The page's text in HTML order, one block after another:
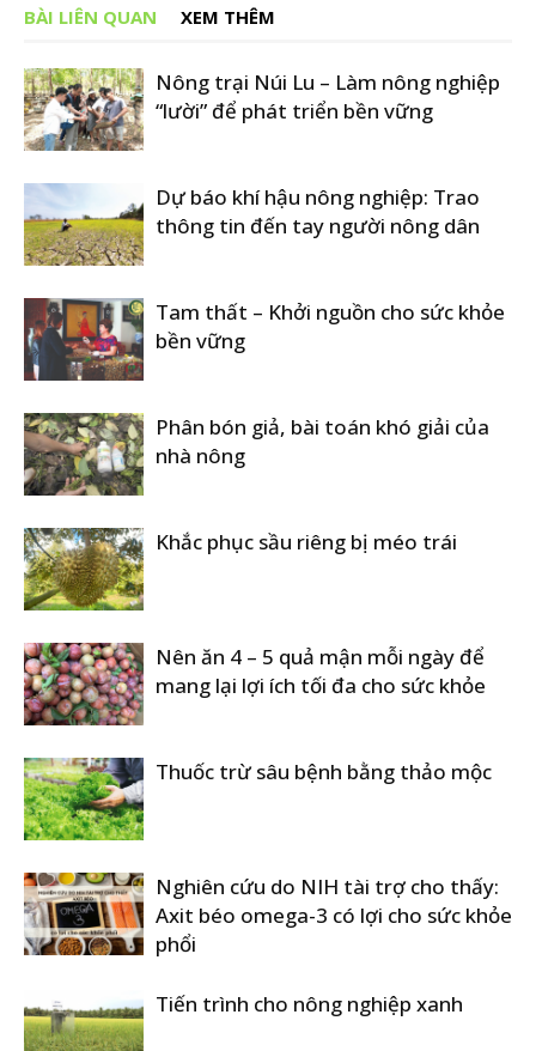
BÀI LIÊN QUAN XEM THÊM
Nông trại Núi Lu – Làm nông nghiệp
“lười” để phát triển bền vững
Dự báo khí hậu nông nghiệp: Trao
thông tin đến tay người nông dân
Tam thất – Khởi nguồn cho sức khỏe
bền vững
Phân bón giả, bài toán khó giải của
nhà nông
Khắc phục sầu riêng bị méo trái
Nên ăn 4 – 5 quả mận mỗi ngày để
mang lại lợi ích tối đa cho sức khỏe
Thuốc trừ sâu bệnh bằng thảo mộc
Nghiên cứu do NIH tài trợ cho thấy:
Axit béo omega-3 có lợi cho sức khỏe
phổi
Tiến trình cho nông nghiệp xanh